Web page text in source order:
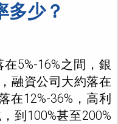
多少？
5%-16%之間，銀
融資公司大約落在
在12%-36%，高利
到100%甚至200%